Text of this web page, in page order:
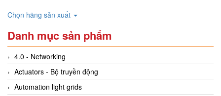
Chọn hãng sản xuất
Danh mục sản phẩm
4.0 - Networking
Actuators - Bộ truyền động
Automation light grids